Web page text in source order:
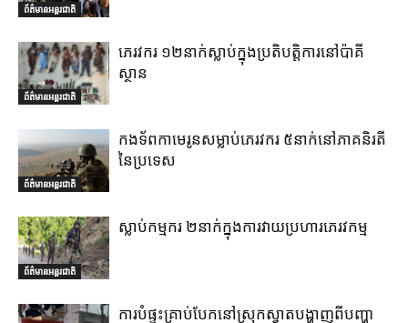
ព័ត៌មានអន្តរជាតិ
ព័ត៌មានអន្តរជាតិ
ភេរវករ ១២នាក់ស្លាប់ក្នុងប្រតិបត្តិការនៅប៉ាគី
ស្ថាន
ព័ត៌មានអន្តរជាតិ
កងទ័ពកាមេរូនសម្លាប់ភេរវករ ៥នាក់នៅភាគនិរតី
នៃប្រទេស
ព័ត៌មានអន្តរជាតិ
ស្លាប់កម្មករ ២នាក់ក្នុងការវាយប្រហារភេរវកម្ម
ការបំផ្ទុះគ្រាប់បែកនៅស្រុកស្វាតបង្ហាញពីបញ្ហា